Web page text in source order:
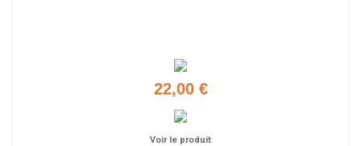
22,00 €
Voir le produit